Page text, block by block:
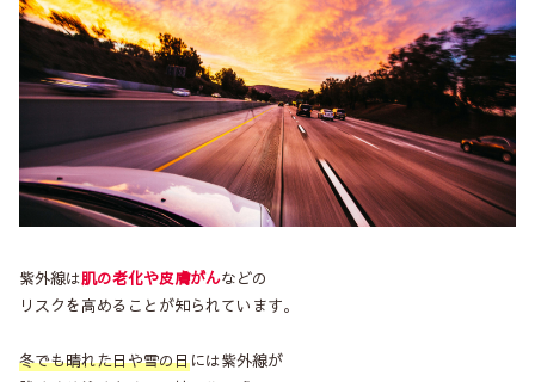
紫外線は肌の老化や皮膚がんなどの
リスクを高めることが知られています。
冬でも晴れた日や雪の日には紫外線が